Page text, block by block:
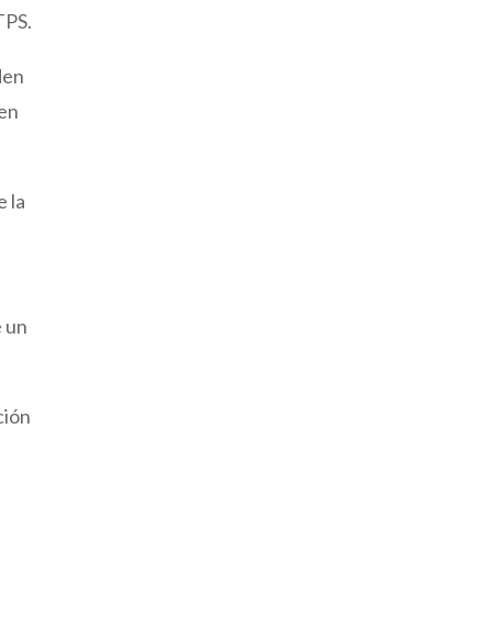
la
un